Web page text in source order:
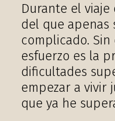
Durante el
del que apenas
complicado.
esfuerzo es la
dificultades
empezar a vivir
que ya he